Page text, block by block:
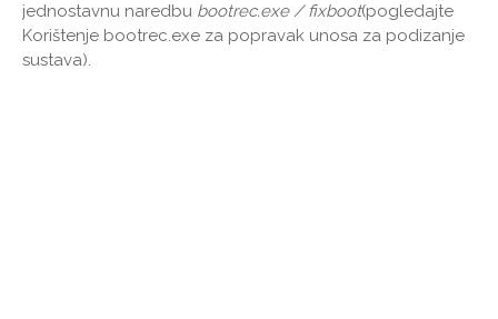
jednostavnu naredbu bootrec.exe / fixboot(pogledajte
Korištenje bootrec.exe za popravak unosa za podizanje
sustava).